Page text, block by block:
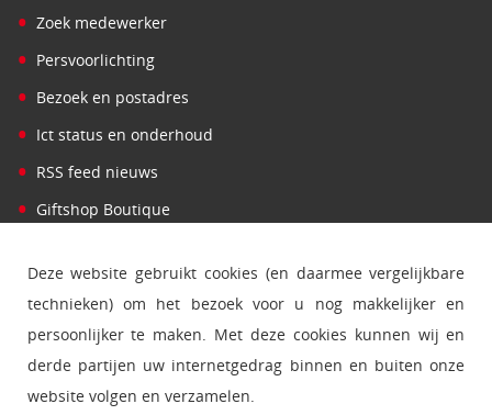
Deze website gebruikt cookies (en daarmee vergelijkbare
technieken) om het bezoek voor u nog makkelijker en
persoonlijker te maken. Met deze cookies kunnen wij en
derde partijen uw internetgedrag binnen en buiten onze
website volgen en verzamelen.
• Zoek medewerker
• Persvoorlichting
• Bezoek en postadres
• Ict status en onderhoud
• RSS feed nieuws
• Giftshop Boutique